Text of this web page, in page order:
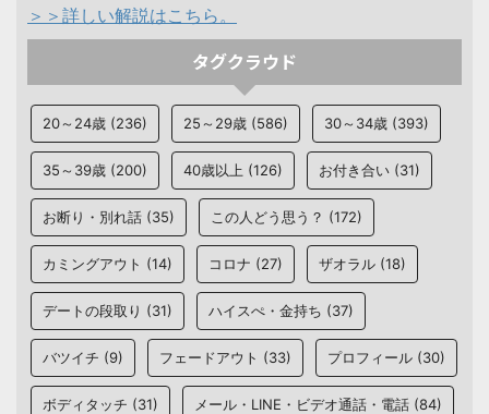
＞＞詳しい解説はこちら。
タグクラウド
20～24歳 (236) 25～29歳 (586) 30～34歳 (393)
35～39歳 (200) 40歳以上 (126) お付き合い (31)
お断り・別れ話 (35) この人どう思う？ (172)
カミングアウト (14) コロナ (27) ザオラル (18)
デートの段取り (31) ハイスぺ・金持ち (37)
バツイチ (9) フェードアウト (33) プロフィール (30)
ボディタッチ (31) メール・LINE・ビデオ通話・電話 (84)